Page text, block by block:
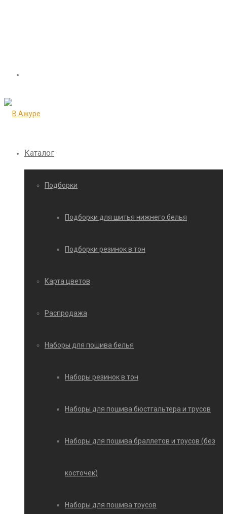
Каталог
Подборки
Подборки для шитья нижнего белья
Подборки резинок в тон
Карта цветов
Распродажа
Наборы для пошива белья
Наборы резинок в тон
Наборы для пошива бюстгальтера и трусов
Наборы для пошива браллетов и трусов (без
косточек)
Наборы для пошива трусов